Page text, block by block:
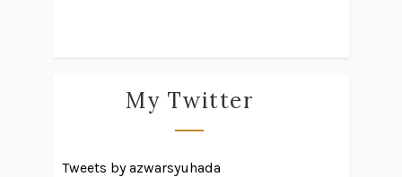
My Twitter
Tweets by azwarsyuhada